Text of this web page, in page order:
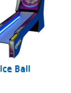
Ice Ball